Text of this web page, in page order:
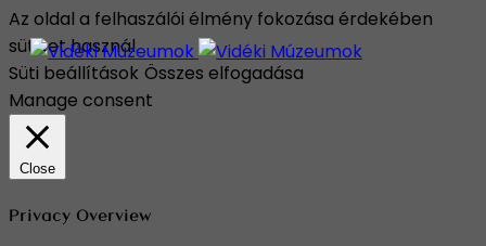
Az oldal a felhaszálói élmény fokozása érdekében
sütiket használ.
Süti beállítások Összes elfogadása
Manage consent
Close
Privacy Overview